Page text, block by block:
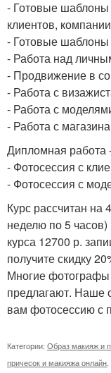
- Готовые
клиентов,
- Готовые шаблоны
- Работа над
- Продвижение в
- Работа с
- Работа с
- Работа с
Дипломная работа
- Фотосессия с
- Фотосессия с
Курс рассчитан на
неделю по 5
курса 12700 р.
получите скидку
Многие фотографы
предлагают. Наше
вам фотосессию с
Категории: Образ макияж и
причесок и макияжа онлайн